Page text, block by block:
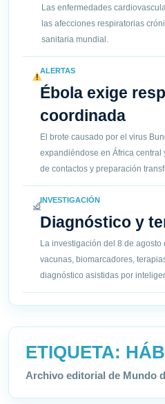
Las enfermedades
las afecciones respiratorias
sanitaria mundial.
ALERTAS
Ébola exige
coordinada
El brote causado por el virus
expandiéndose en África
de contactos y preparación
INVESTIGACIÓN
Diagnóstico y
La investigación del 8 de agosto
vacunas, biomarcadores,
diagnóstico asistidas por
ETIQUETA:
Archivo editorial de Mundo